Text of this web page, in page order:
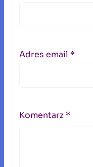
Adres email *
Komentarz *